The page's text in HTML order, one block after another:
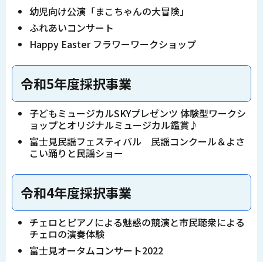
幼児向け公演「まこちゃんの大冒険」
ふれあいコンサート
Happy Easter フラワーワークショップ
令和5年度採択事業
子どもミュージカルSKYプレゼンツ 体験型ワークシ
ョップとオリジナルミュージカル鑑賞♪
富士見民謡フェスティバル 民謡コンクール＆よさ
こい踊りと民謡ショー
令和4年度採択事業
チェロとピアノによる魅惑の競演と市民聴衆による
チェロの演奏体験
富士見オータムコンサート2022